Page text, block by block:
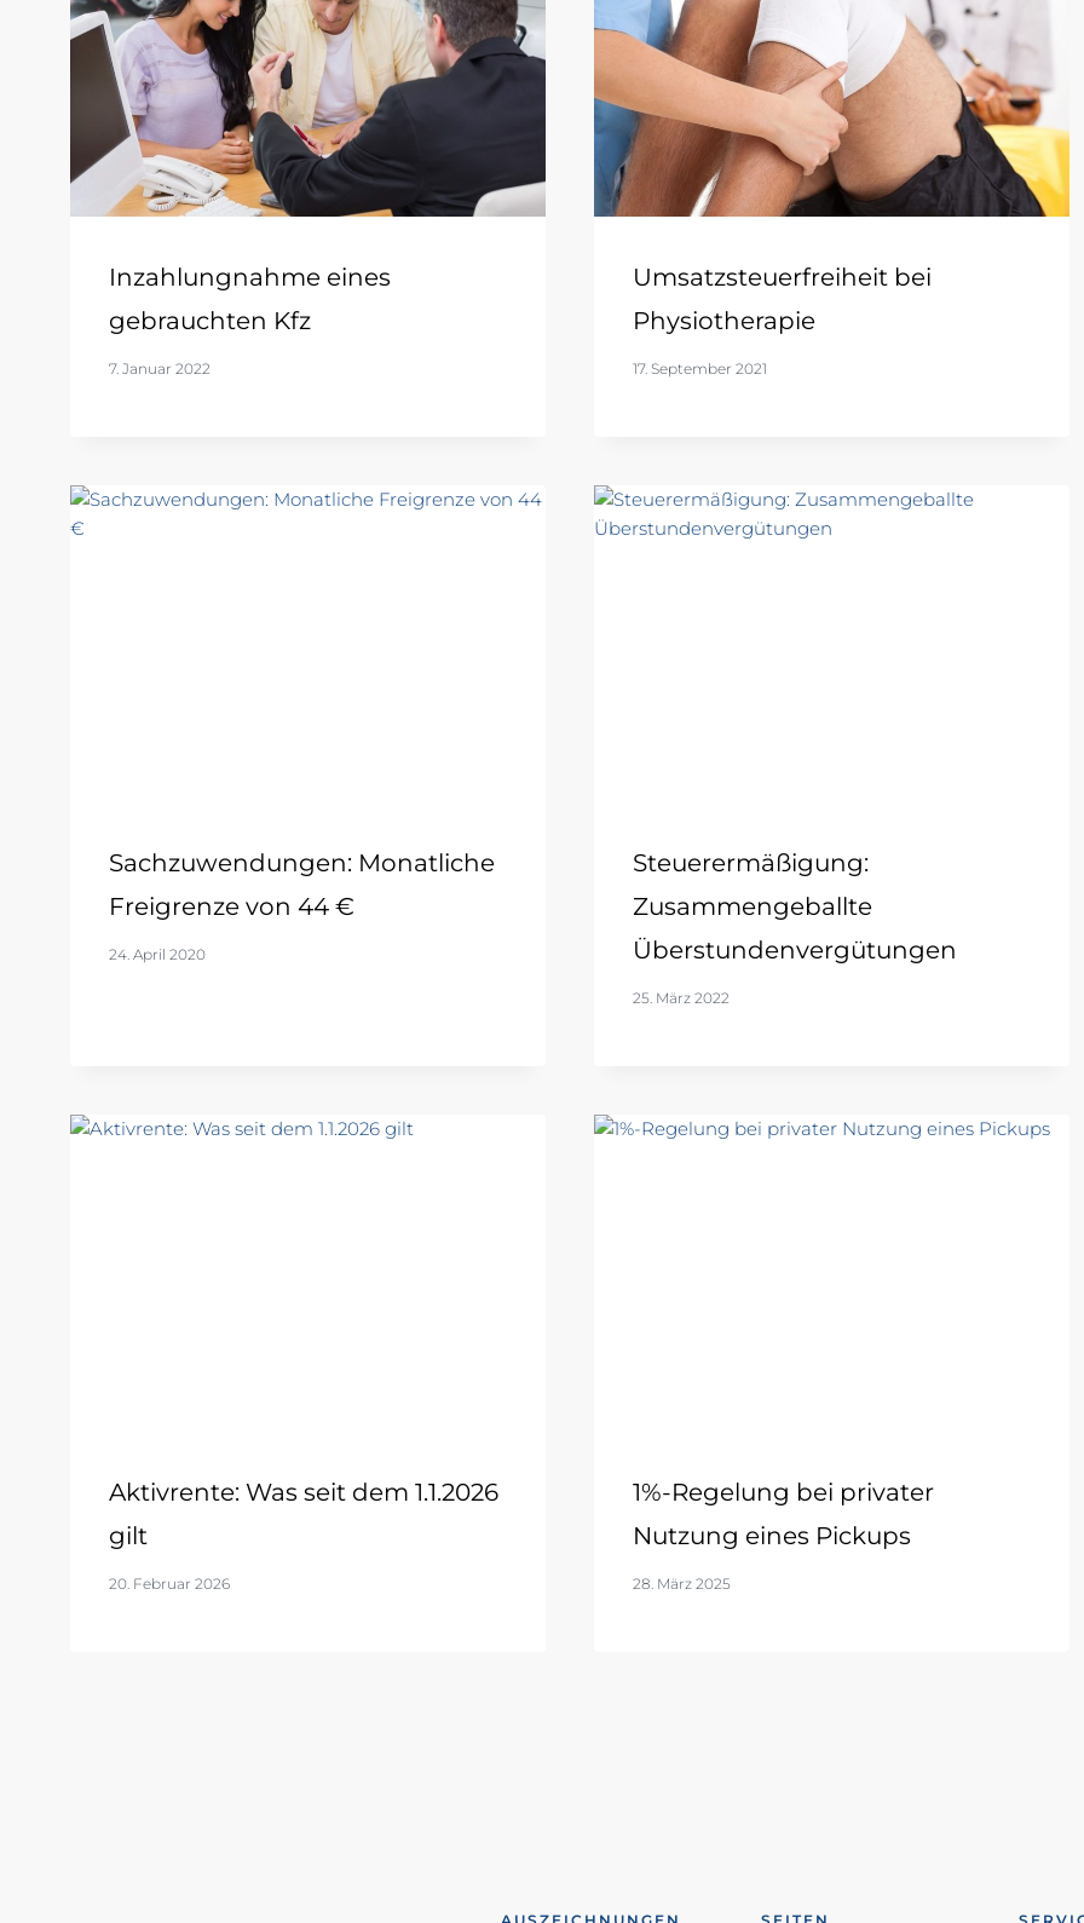
Inzahlungnahme eines
gebrauchten Kfz
7. Januar 2022
Umsatzsteuerfreiheit bei
Physiotherapie
17. September 2021
Sachzuwendungen: Monatliche
Freigrenze von 44 €
24. April 2020
Steuerermäßigung:
Zusammengeballte
Überstundenvergütungen
25. März 2022
Aktivrente: Was seit dem 1.1.2026
gilt
20. Februar 2026
1%-Regelung bei privater
Nutzung eines Pickups
28. März 2025